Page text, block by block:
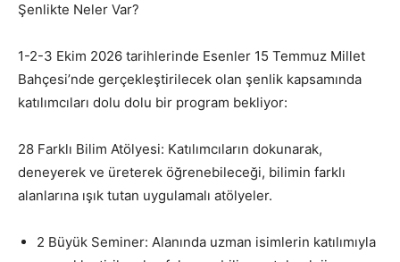
Şenlikte Neler Var?
1-2-3 Ekim 2026 tarihlerinde Esenler 15 Temmuz Millet
Bahçesi’nde gerçekleştirilecek olan şenlik kapsamında
katılımcıları dolu dolu bir program bekliyor:
28 Farklı Bilim Atölyesi: Katılımcıların dokunarak,
deneyerek ve üreterek öğrenebileceği, bilimin farklı
alanlarına ışık tutan uygulamalı atölyeler.
2 Büyük Seminer: Alanında uzman isimlerin katılımıyla